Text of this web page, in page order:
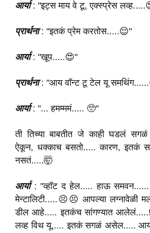
आर्या: "इट्स माय वे टू, एक्स्प्रेस
प्रार्थना: "इतकं प्रेम करतोस.....😌"
आर्या: "खूप.....😍"
प्रार्थना: "आय वॉन्ट टू टेल यू
आर्या: "... हमम्ममं..... 🥺"
ती तिच्या बाबतीत जे काही घडलं सगळं
ऐकून, धक्काच बसतो..... कारण, इतकं
नसतं.....🤯
आर्या: "व्हॉट द हेल..... हाऊ
मेन्टालिटी.....😣😣 आपल्या लग्नावेळी
डील आहे..... इतकंच सांगण्यात
लव्ह विथ यू..... इतकं सगळं असेल..... आय